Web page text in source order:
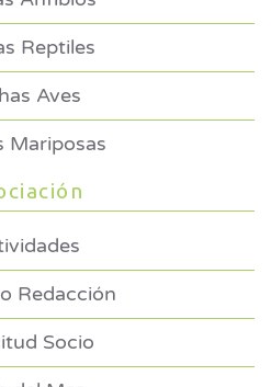
Reptiles
Aves
Mariposas
Redacción
Socio